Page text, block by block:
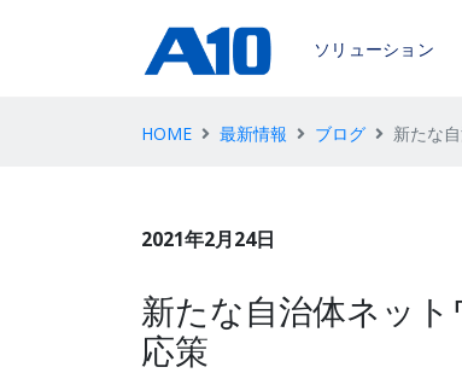
ソリューション
HOME 最新情報 ブログ 新たな
2021年2月24日
新たな自治体ネッ
応策